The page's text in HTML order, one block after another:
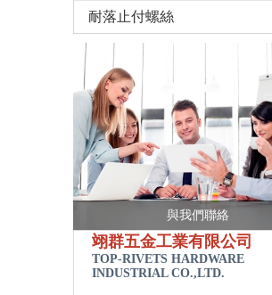
耐落止付螺絲
與我們聯絡
翊群五金工業有限公司
TOP-RIVETS HARDWARE
INDUSTRIAL CO.,LTD.